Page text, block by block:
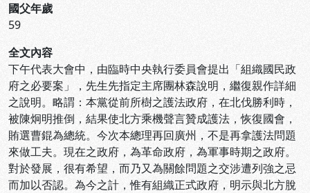
國父年歲
59
全文內容
下午代表大會中，由臨時中央執行委員會提出「組織國民政
府之必要案」，先生先指定主席團林森說明，繼復親作詳細
之說明。略謂：本黨從前所樹之護法政府，在北伐勝利時，
被陳炯明推倒，結果使北方乘機聲言贊成護法，恢復國會，
賄選曹錕為總統。今次本總理再回廣州，不是再拿護法問題
來做工夫。現在之政府，為革命政府，為軍事時期之政府。
對於發展，很有希望，而乃又為關餘問題之交涉遭列強之忌
而加以否認。為今之計，惟有組織正式政府，明示與北方脫